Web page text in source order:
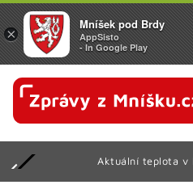
Aktuální teplota v
×
Mníšek pod Brdy
AppSisto
- In Google Play